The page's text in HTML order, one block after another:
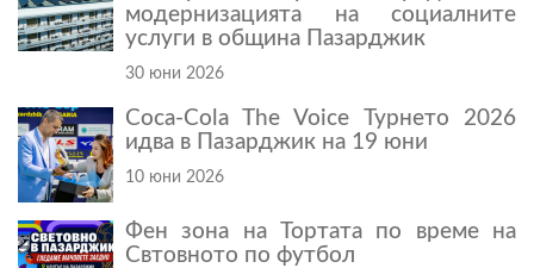
модернизацията на социалните
услуги в община Пазарджик
30 юни 2026
Coca-Cola The Voice Турнето 2026
идва в Пазарджик на 19 юни
10 юни 2026
Фен зона на Тортата по време на
Свтовното по футбол